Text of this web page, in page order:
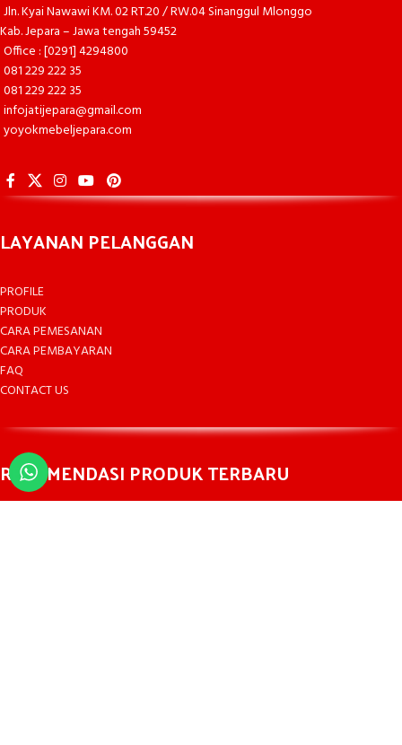
Jln. Kyai Nawawi KM. 02 RT.20 / RW.04 Sinanggul Mlonggo
Kab. Jepara – Jawa tengah 59452
Office : [0291] 4294800
081 229 222 35
081 229 222 35
infojatijepara@gmail.com
yoyokmebeljepara.com
LAYANAN PELANGGAN
PROFILE
PRODUK
CARA PEMESANAN
CARA PEMBAYARAN
FAQ
CONTACT US
REKOMENDASI PRODUK TERBARU